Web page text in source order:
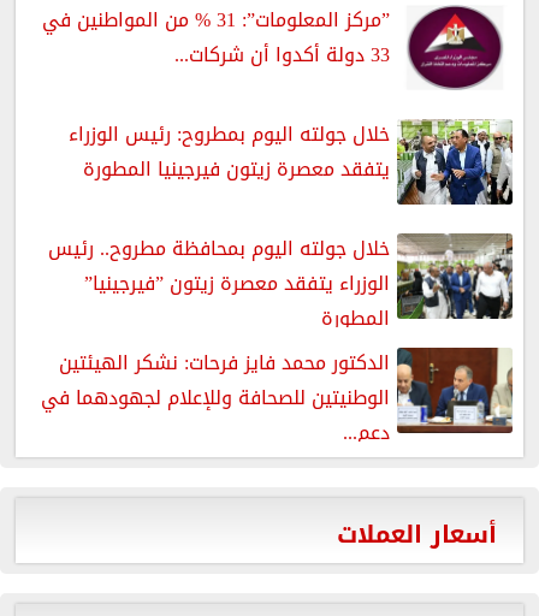
”مركز المعلومات”: 31 % من المواطنين في
33 دولة أكدوا أن شركات...
خلال جولته اليوم بمطروح: رئيس الوزراء
يتفقد معصرة زيتون فيرجينيا المطورة
خلال جولته اليوم بمحافظة مطروح.. رئيس
الوزراء يتفقد معصرة زيتون ”فيرجينيا”
المطورة
الدكتور محمد فايز فرحات: نشكر الهيئتين
الوطنيتين للصحافة وللإعلام لجهودهما في
دعم...
أسعار العملات